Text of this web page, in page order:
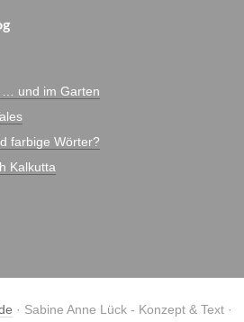
… und im Garten
farbige Wörter?
Kalkutta
· Sabine Anne Lück - Konzept & Text ·